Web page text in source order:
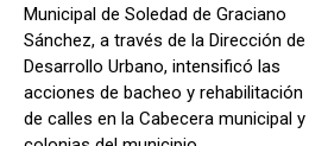
Municipal de Soledad de Graciano
Sánchez, a través de la Dirección de
Desarrollo Urbano, intensificó las
acciones de bacheo y rehabilitación
de calles en la Cabecera municipal y